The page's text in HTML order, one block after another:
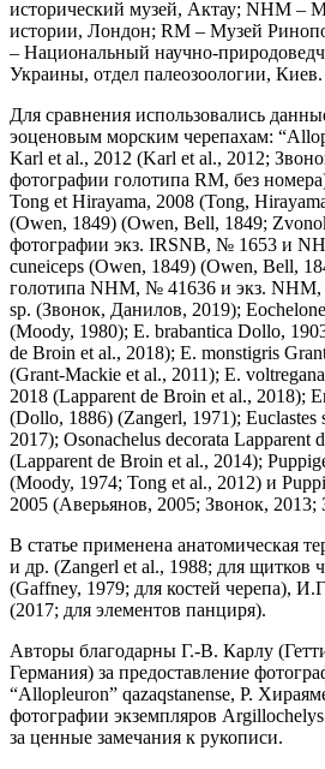
исторический музей, Актау; NHM –
истории, Лондон; RM – Музей
– Национальный научно-
Украины, отдел палеозоологии, Киев.
Для сравнения использовались
эоценовым морским черепахам:
Karl et al., 2012 (Karl et al., 2012;
фотографии голотипа RM, без
Tong et Hirayama, 2008 (Tong,
(Owen, 1849) (Owen, Bell, 1849;
фотографии экз. IRSNB, № 1653 и
cuneiceps (Owen, 1849) (Owen, Bell,
голотипа NHM, № 41636 и экз.
sp. (Звонок, Данилов, 2019);
(Moody, 1980); E. brabantica Dollo,
de Broin et al., 2018); E. monstigris
(Grant-Mackie et al., 2011); E.
2018 (Lapparent de Broin et al., 2018);
(Dollo, 1886) (Zangerl, 1971); Euclastes
2017); Osonachelus decorata Lapparent
(Lapparent de Broin et al., 2014);
(Moody, 1974; Tong et al., 2012) и
2005 (Аверьянов, 2005; Звонок, 2013;
В статье применена анатомическая
и др. (Zangerl et al., 1988; для
(Gaffney, 1979; для костей черепа),
(2017; для элементов панциря).
Авторы благодарны Г.-В. Карлу
Германия) за предоставление
“Allopleuron” qazaqstanense, Р.
фотографии экземпляров
за ценные замечания к рукописи.